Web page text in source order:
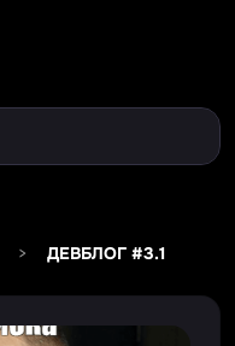
> ДЕВБЛОГ #3.1